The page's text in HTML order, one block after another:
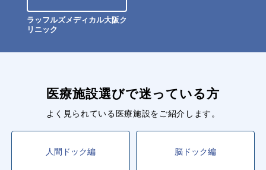
ラッフルズメディカル大阪ク
リニック
医療施設選びで迷っている方
よく見られている医療施設をご紹介します。
人間ドック編 脳ドック編